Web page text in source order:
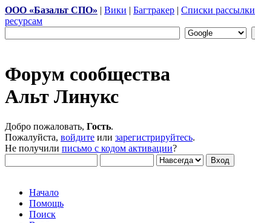
ООО «Базальт СПО» | Вики | Багтракер | Списки рассылки
ресурсам
Форум сообщества
Альт Линукс
Добро пожаловать, Гость.
Пожалуйста, войдите или зарегистрируйтесь.
Не получили письмо с кодом активации?
Начало
Помощь
Поиск